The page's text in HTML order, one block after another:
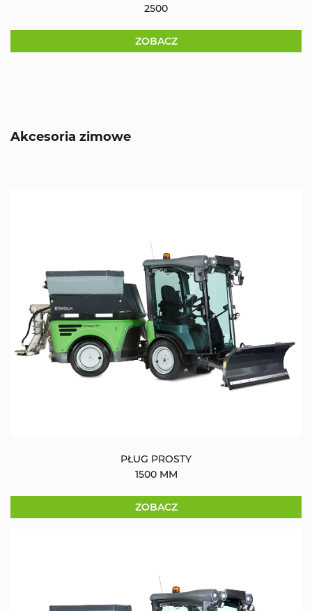
2500
ZOBACZ
Akcesoria zimowe
PŁUG PROSTY
1500 MM
ZOBACZ